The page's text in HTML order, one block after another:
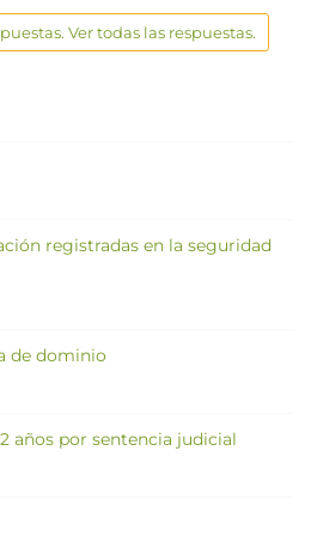
Ver todas las respuestas.
registradas en la seguridad
de dominio
años por sentencia judicial